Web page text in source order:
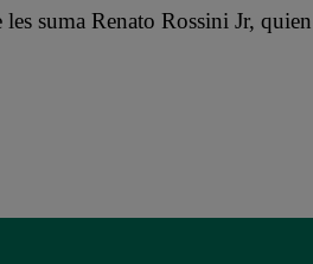
suma Renato Rossini Jr, quien